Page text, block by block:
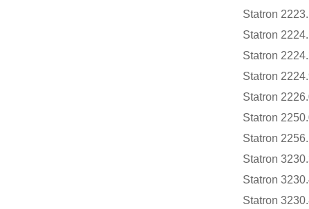
Statron
Statron
Statron
Statron
Statron
Statron
Statron
Statron
Statron
Statron